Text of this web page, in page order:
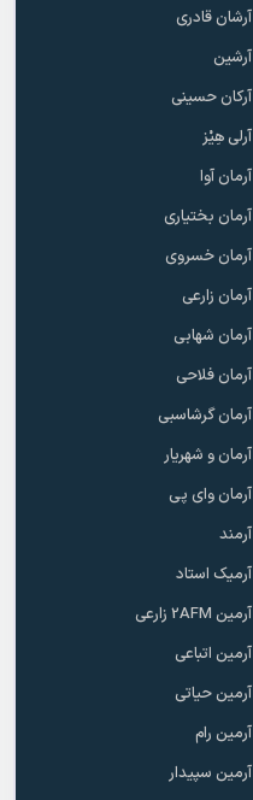
آرشان قادری
آرشین
آرکان حسینی
آرلی هِیْز
آرمان آوا
آرمان بختیاری
آرمان خسروی
آرمان زارعی
آرمان شهابی
آرمان فلاحی
آرمان گرشاسبی
آرمان و شهریار
آرمان وای پی
آرمند
آرمیک استاد
آرمین 2AFM زارعی
آرمین اتباعی
آرمین حیاتی
آرمین رام
آرمین سپیدار